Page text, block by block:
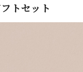
トセット